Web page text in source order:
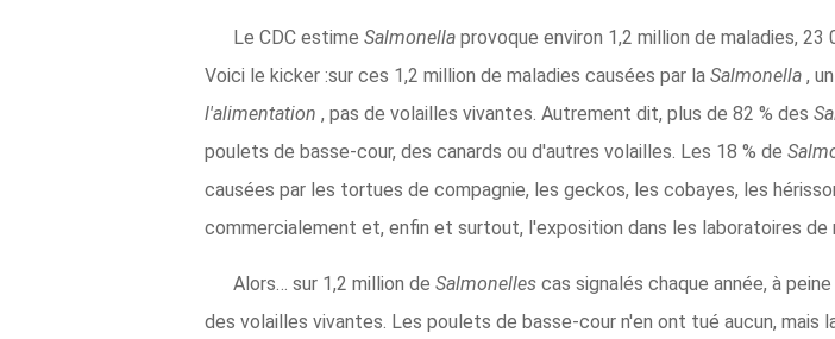
Le CDC estime Salmonella provoque environ 1,2 million de maladies,
Voici le kicker :sur ces 1,2 million de maladies causées par la Salmonella ,
l'alimentation , pas de volailles vivantes. Autrement dit, plus de 82 % des
poulets de basse-cour, des canards ou d'autres volailles. Les 18 % de
causées par les tortues de compagnie, les geckos, les cobayes, les
commercialement et, enfin et surtout, l'exposition dans les laboratoires de
Alors… sur 1,2 million de Salmonelles cas signalés chaque année, à
des volailles vivantes. Les poulets de basse-cour n'en ont tué aucun, mais